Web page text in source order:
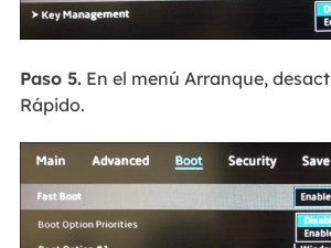
Paso 5.En el menú Arranque,
Rápido.